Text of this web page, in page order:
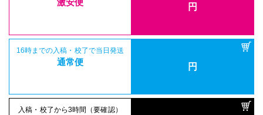
激安便 円
16時までの入稿・校了で当日発送
通常便 円
入稿・校了から3時間（要確認）